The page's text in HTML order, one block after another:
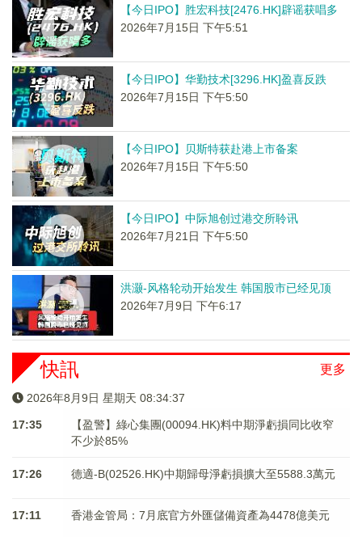
【今日IPO】胜宏科技[2476.HK]辟谣获唱多
2026年7月15日 下午5:51
【今日IPO】华勤技术[3296.HK]盈喜反跌
2026年7月15日 下午5:50
【今日IPO】贝斯特获赴港上市备案
2026年7月15日 下午5:50
【今日IPO】中际旭创过港交所聆讯
2026年7月21日 下午5:50
洪灏-风格轮动开始发生 韩国股市已经见顶
2026年7月9日 下午6:17
更多
快訊
2026年8月9日 星期天 08:34:37
17:35
【盈警】綠心集團(00094.HK)料中期淨虧損同比收窄
不少於85%
17:26 德適-B(02526.HK)中期歸母淨虧損擴大至5588.3萬元
17:11 香港金管局：7月底官方外匯儲備資產為4478億美元